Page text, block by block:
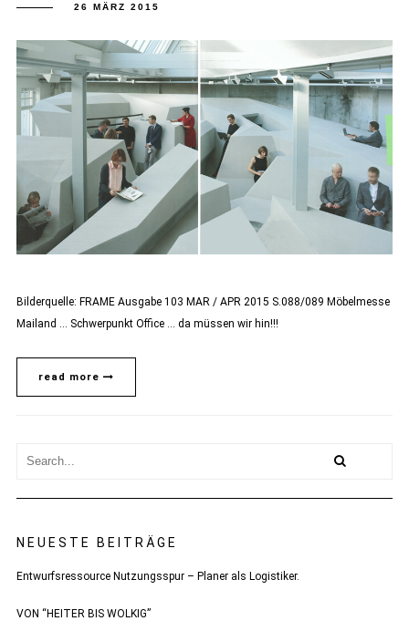
26 MÄRZ 2015
Bilderquelle: FRAME Ausgabe 103 MAR / APR 2015 S.088/089 Möbelmesse
Mailand … Schwerpunkt Office … da müssen wir hin!!!
read more
NEUESTE BEITRÄGE
Entwurfsressource Nutzungsspur – Planer als Logistiker.
VON “HEITER BIS WOLKIG”